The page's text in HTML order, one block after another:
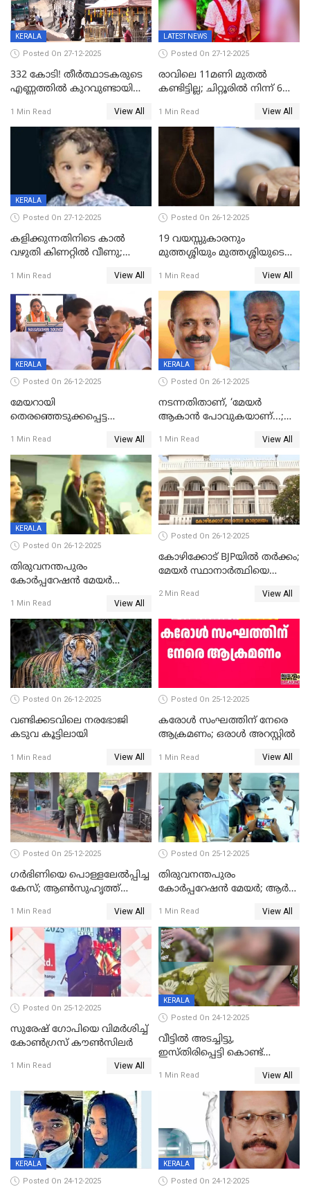
KERALA
Posted On 27-12-2025
332 കോടി! തീർത്ഥാടകരുടെ
എണ്ണത്തിൽ കുറവുണ്ടായിട്ടും
കുതിച്ചുയരുന്നു
1 Min Read View All
LATEST NEWS
Posted On 27-12-2025
രാവിലെ 11മണി മുതൽ
കണ്ടിട്ടില്ല; ചിറ്റൂരിൽ നിന്ന് 6
1 Min Read View All
KERALA
Posted On 27-12-2025
കളിക്കുന്നതിനിടെ കാൽ
വഴുതി കിണറ്റിൽ വീണു;
ദാരുണാന്ത്യം
1 Min Read View All
Posted On 26-12-2025
19 വയസ്സുകാരനും
മുത്തശ്ശിയും മുത്തശ്ശിയുടെ
മരിച്ചനിലയിൽ
1 Min Read View All
KERALA
Posted On 26-12-2025
മേയറായി
തെരഞ്ഞെടുക്കപ്പെട്ട
ആദ്യ വോട്ട് അസാധു; കണ്ണൂർ
ഡെപ്യൂട്ടി മേയർ സ്ഥാനത്ത്
താഹിറിന് വിജയം
1 Min Read View All
KERALA
Posted On 26-12-2025
നടന്നതിതാണ്, ‘മേയർ
ആകാൻ പോവുകയാണ്...;
മുഖ്യമന്ത്രിയുടെ ഓഫീസ്
തന്നെ വിശദീകരിയ്ക്കുന്നു;
സത്യമിതാണ്
1 Min Read View All
KERALA
Posted On 26-12-2025
തിരുവനന്തപുരം
കോര്‍പ്പറേഷന്‍ മേയര്‍
ഹൈക്കോടതിയിലേക്ക്;
സത്യപ്രതിജ്ഞ ചടങ്ങില്‍
ചട്ടലംഘനമെന്ന് പാർട്ടി
1 Min Read View All
Posted On 26-12-2025
കോഴിക്കോട് BJPയിൽ തർക്കം;
മേയർ സ്ഥാനാർത്ഥിയെ
2 Min Read View All
Posted On 26-12-2025
വണ്ടിക്കടവിലെ നരഭോജി
കടുവ കൂട്ടിലായി
1 Min Read View All
Posted On 25-12-2025
കരോള്‍ സംഘത്തിന് നേരെ
ആക്രമണം; ഒരാള്‍ അറസ്റ്റില്‍
1 Min Read View All
Posted On 25-12-2025
ഗര്‍ഭിണിയെ പൊള്ളലേല്‍പ്പിച്ച
കേസ്; ആണ്‍സുഹൃത്ത്
1 Min Read View All
Posted On 25-12-2025
തിരുവനന്തപുരം
കോര്‍പ്പറേഷന്‍ മേയർ; ആര്‍
1 Min Read View All
Posted On 25-12-2025
സുരേഷ് ഗോപിയെ വിമര്‍ശിച്ച്
കോണ്‍ഗ്രസ് കൗണ്‍സിലര്‍
1 Min Read View All
KERALA
Posted On 24-12-2025
വീട്ടിൽ അടച്ചിട്ടു,
ഇസ്തിരിപ്പെട്ടി കൊണ്ട്
ഗർഭിണിയായ യുവതിക്ക് ക്രൂര
1 Min Read View All
KERALA
Posted On 24-12-2025
KERALA
Posted On 24-12-2025